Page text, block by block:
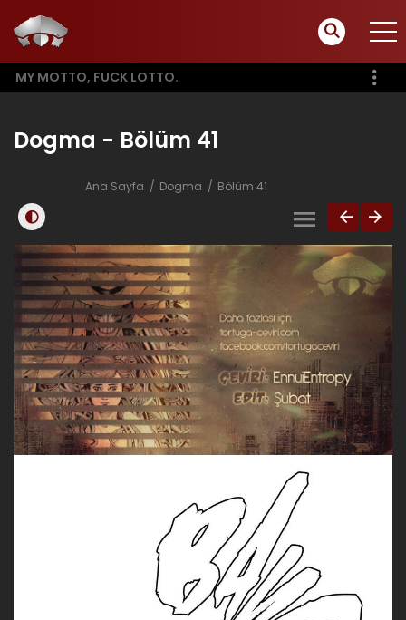
MY MOTTO, FUCK LOTTO.
Dogma - Bölüm 41
Ana Sayfa Dogma Bölüm 41